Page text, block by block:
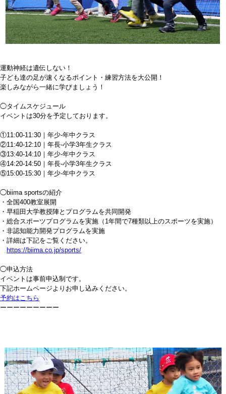
運動神経は遺伝しない！
子ども達の足が速くなるポイント・練習方法を大公開！
楽しみながら一緒に学びましょう！
◯タイムスケジュール
イベントは30分を予定しております。
①11:00-11:30｜年少-年中クラス
②11:40-12:10｜年長-小学3年生クラス
③13:40-14:10｜年少-年中クラス
④14:20-14:50｜年長-小学3年生クラス
⑤15:00-15:30｜年少-年中クラス
◯biima sportsの紹介
・全国400教室展開
・早稲田大学教授陣とプログラムを共同開発
・総合スポーツプログラムを実施（1年間で7種類以上のスポーツを実施）
・非認知能力開発プログラムを実施
・詳細は下記をご覧ください。
https://biima.co.jp/sports/
◯申込方法
イベントは事前申込制です。
下記ホームページよりお申し込みください。
予約はこちら
ーーーーーーーーー